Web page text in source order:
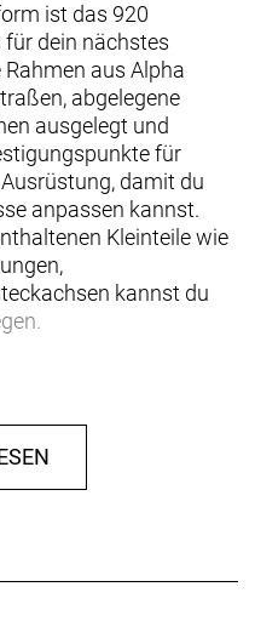
ist das 920
dein nächstes
aus Alpha
abgelegene
ausgelegt und
für
damit du
anpassen kannst.
Kleinteile wie
kannst du
oben. Du gehörst zu
hast du mindestens